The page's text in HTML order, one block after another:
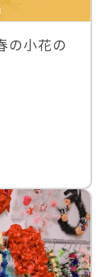
の小花の